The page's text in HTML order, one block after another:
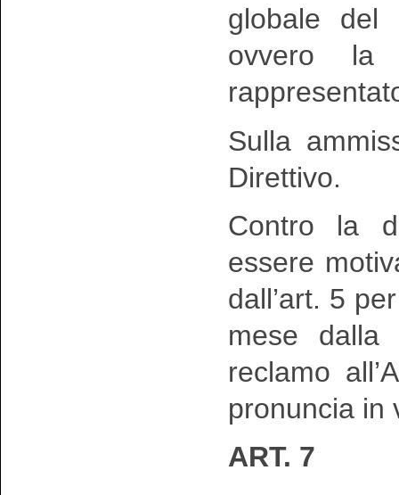
globale del
ovvero la
Sulla
Direttivo.
Contro la
essere
dall’art. 5
mese dalla
reclamo
pronuncia in
ART. 7